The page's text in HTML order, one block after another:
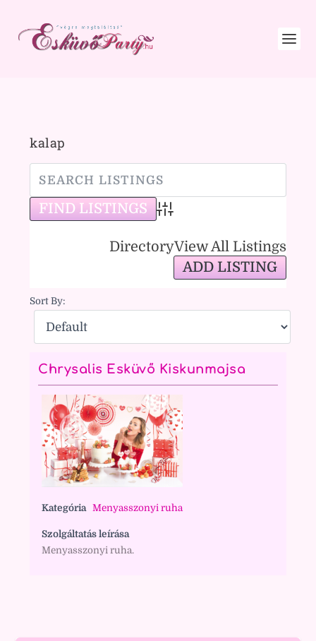
kalap
Advanced Search
DirectoryView All Listings
ADD LISTING
Sort By:
Chrysalis Esküvő Kiskunmajsa
Kategória Menyasszonyi ruha
Szolgáltatás leírása
Menyasszonyi ruha.